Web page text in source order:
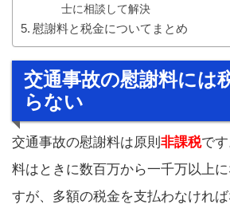
士に相談して解決
慰謝料と税金についてまとめ
交通事故の慰謝料には
らない
交通事故の慰謝料は原則 非課税で
料はときに数百万から一千万以上
すが、多額の税金を支払わなけれ